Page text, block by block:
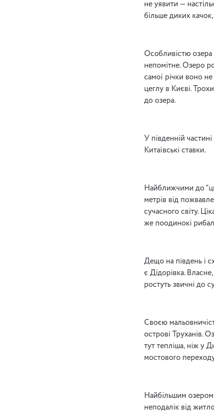
не уявити —
більше диких
Особливістю озера
непомітне. Озеро
самої річки воно
цеглу в Києві.
до озера.
У південній
Китаївські ставки.
Найближчими до
метрів від
сучасного світу.
же поодинокі
Дещо на південь і
є Дідорівка.
ростуть звичні до
Своєю
острові Труханів.
тут тепліша, ніж у
мостового
Найбільшим озером
неподалік від